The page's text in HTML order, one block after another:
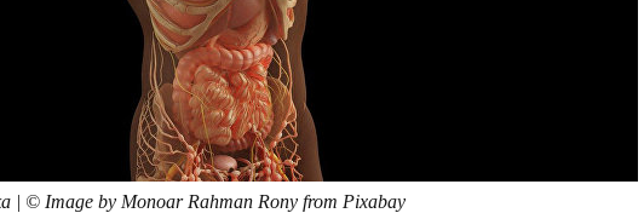
| © Image by Monoar Rahman Rony from Pixabay